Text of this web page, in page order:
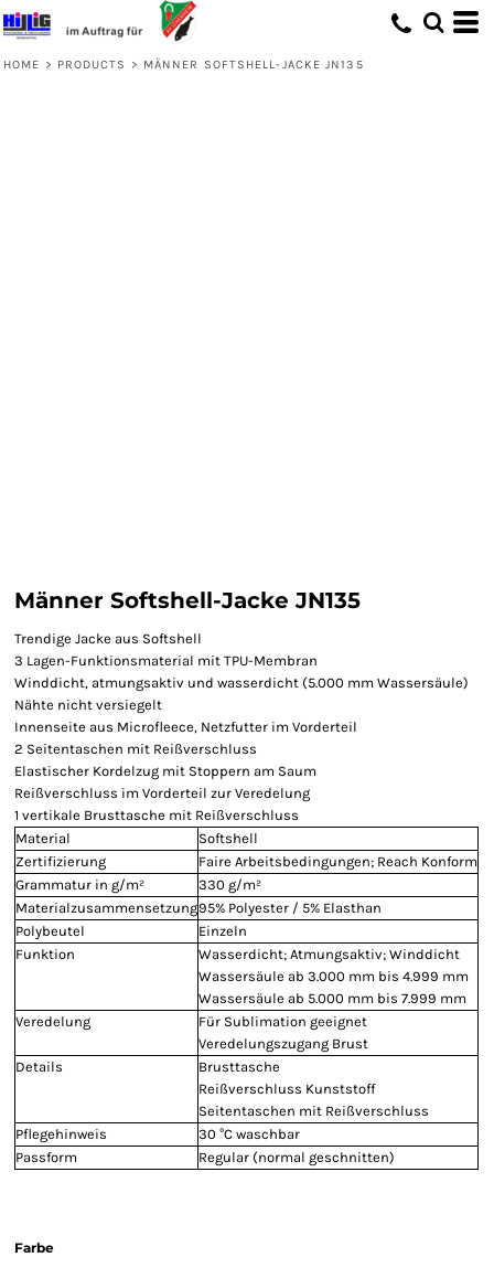
HOME > PRODUCTS > MÄNNER SOFTSHELL-JACKE JN135
Männer Softshell-Jacke JN135
Trendige Jacke aus Softshell
3 Lagen-Funktionsmaterial mit TPU-Membran
Winddicht, atmungsaktiv und wasserdicht (5.000 mm Wassersäule)
Nähte nicht versiegelt
Innenseite aus Microfleece, Netzfutter im Vorderteil
2 Seitentaschen mit Reißverschluss
Elastischer Kordelzug mit Stoppern am Saum
Reißverschluss im Vorderteil zur Veredelung
1 vertikale Brusttasche mit Reißverschluss
Material
Softshell
Zertifizierung
Faire Arbeitsbedingungen; Reach Konform
Grammatur in g/m²
330 g/m²
Materialzusammensetzung95% Polyester / 5% Elasthan
Polybeutel
Einzeln
Funktion
Wasserdicht; Atmungsaktiv; Winddicht
Wassersäule ab 3.000 mm bis 4.999 mm
Wassersäule ab 5.000 mm bis 7.999 mm
Veredelung
Für Sublimation geeignet
Veredelungszugang Brust
Details
Brusttasche
Reißverschluss Kunststoff
Seitentaschen mit Reißverschluss
Pflegehinweis
30 °C waschbar
Passform
Regular (normal geschnitten)
Farbe